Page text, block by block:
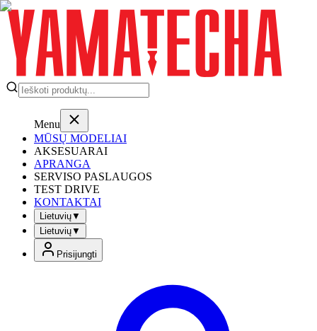
Menu
MŪSŲ MODELIAI
AKSESUARAI
APRANGA
SERVISO PASLAUGOS
TEST DRIVE
KONTAKTAI
Lietuvių▼
Lietuvių▼
Prisijungti